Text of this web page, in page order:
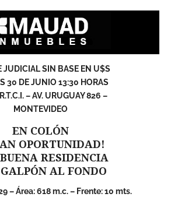
JUDICIAL SIN BASE EN U$S
30 DE JUNIO 13:30 HORAS
– AV. URUGUAY 826 –
MONTEVIDEO
EN COLÓN
OPORTUNIDAD!
RESIDENCIA
AL FONDO
– Área: 618 m.c. – Frente: 10 mts.